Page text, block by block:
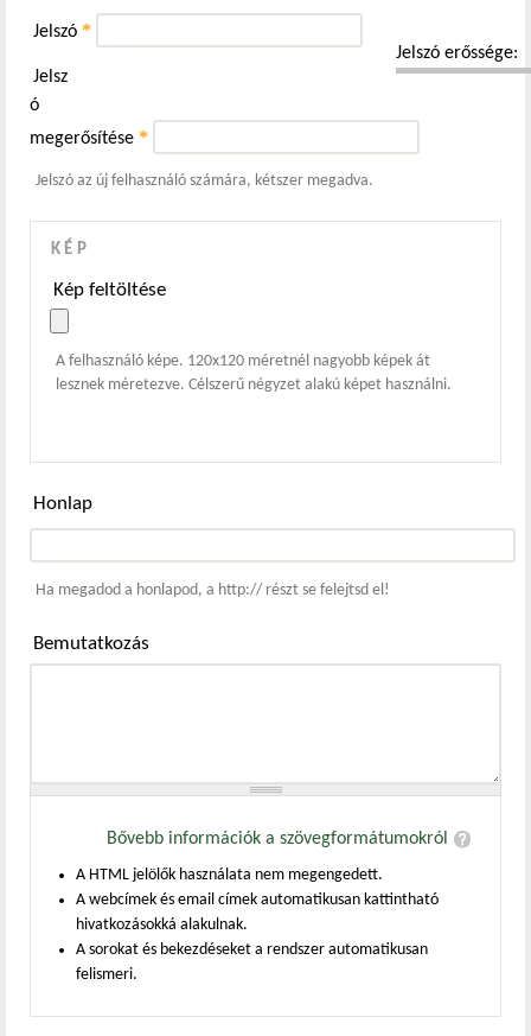
Jelszó erőssége:
Jelszó *
Jelsz
ó
megerősítése *
Jelszó az új felhasználó számára, kétszer megadva.
KÉP
Kép feltöltése
A felhasználó képe. 120x120 méretnél nagyobb képek át
lesznek méretezve. Célszerű négyzet alakú képet használni.
Honlap
Ha megadod a honlapod, a http:// részt se felejtsd el!
Bemutatkozás
Bővebb információk a szövegformátumokról
A HTML jelölők használata nem megengedett.
A webcímek és email címek automatikusan kattintható
hivatkozásokká alakulnak.
A sorokat és bekezdéseket a rendszer automatikusan
felismeri.